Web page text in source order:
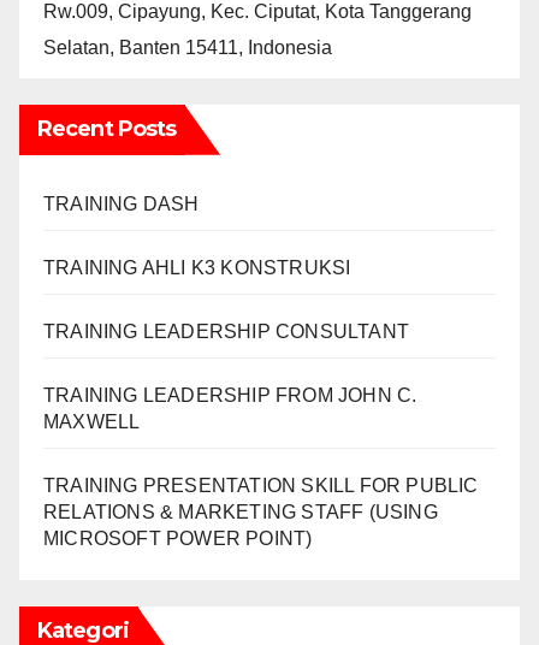
Rw.009, Cipayung, Kec. Ciputat, Kota Tanggerang
Selatan, Banten 15411, Indonesia
Recent Posts
TRAINING DASH
TRAINING AHLI K3 KONSTRUKSI
TRAINING LEADERSHIP CONSULTANT
TRAINING LEADERSHIP FROM JOHN C.
MAXWELL
TRAINING PRESENTATION SKILL FOR PUBLIC
RELATIONS & MARKETING STAFF (USING
MICROSOFT POWER POINT)
Kategori